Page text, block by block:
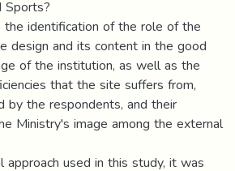
Sports?
identification of the role of the
design and its content in the good
of the institution, as well as the
that the site suffers from,
by the respondents, and their
Ministry's image among the external
used in this study, it was